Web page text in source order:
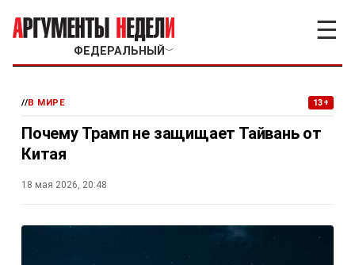
ФЕДЕРАЛЬНЫЙ ﹀
☰
//В МИРЕ 13+
Почему Трамп не защищает Тайвань от
Китая
18 мая 2026, 20:48